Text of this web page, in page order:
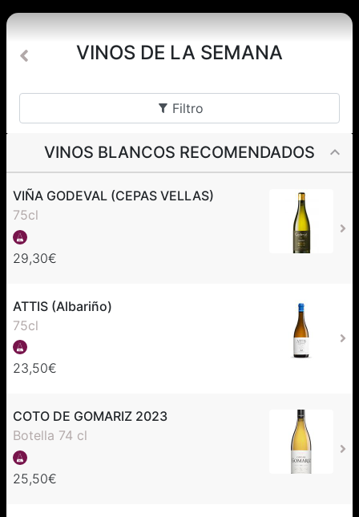
VINOS DE LA SEMANA
Filtro
VINOS BLANCOS RECOMENDADOS
VIÑA GODEVAL (CEPAS VELLAS)
75cl
29,30€
ATTIS (Albariño)
75cl
23,50€
COTO DE GOMARIZ 2023
Botella 74 cl
25,50€